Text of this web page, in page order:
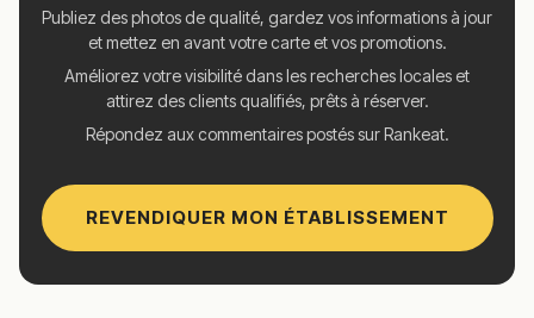
Publiez des photos de qualité, gardez vos informations à jour
et mettez en avant votre carte et vos promotions.
Améliorez votre visibilité dans les recherches locales et
attirez des clients qualifiés, prêts à réserver.
Répondez aux commentaires postés sur Rankeat.
REVENDIQUER MON ÉTABLISSEMENT